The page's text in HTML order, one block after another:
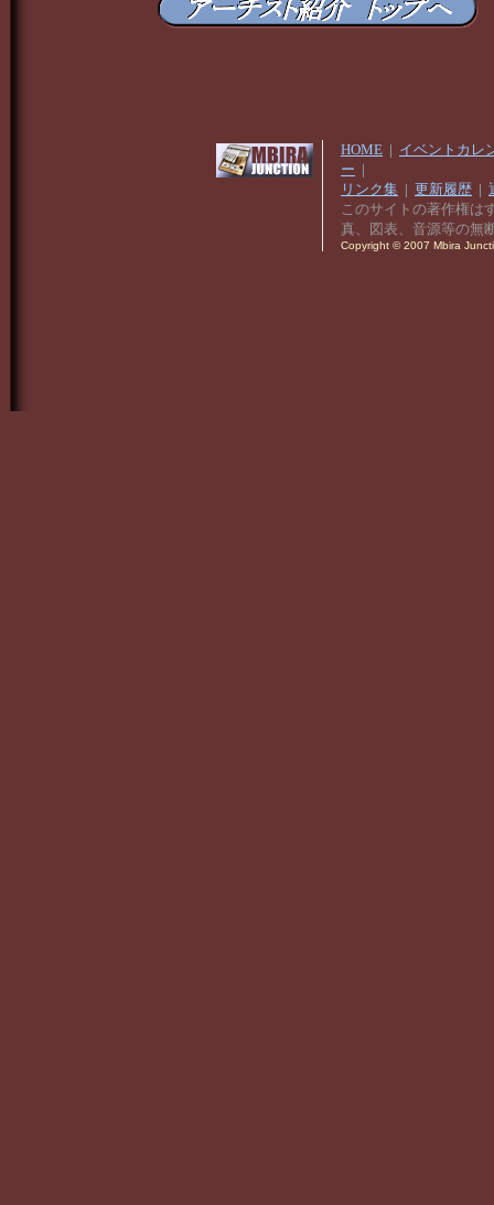
HOME | イベントカレ
ー |
リンク集 | 更新履歴 |
このサイトの著作権は
真、図表、音源等の無
Copyright © 2007 Mbira